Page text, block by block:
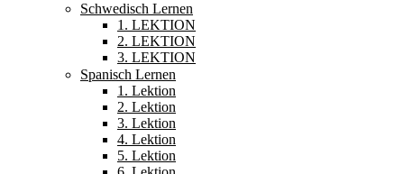
Schwedisch Lernen
1. LEKTION
2. LEKTION
3. LEKTION
Spanisch Lernen
1. Lektion
2. Lektion
3. Lektion
4. Lektion
5. Lektion